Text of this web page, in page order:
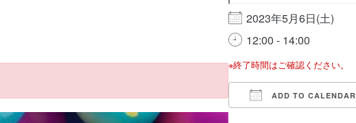
2023年5月6日(土)
12:00 - 14:00
※終了時間はご確認ください。
ADD TO CALENDAR